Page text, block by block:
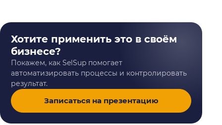
Хотите применить это в своём
бизнесе?
Покажем, как SelSup помогает
автоматизировать процессы и контролировать
результат.
Записаться на презентацию